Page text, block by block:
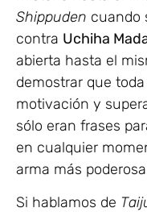
Shippuden cuando
contra Uchiha
abierta hasta el
demostrar que
motivación y
sólo eran frases
en cualquier
arma más
Si hablamos de